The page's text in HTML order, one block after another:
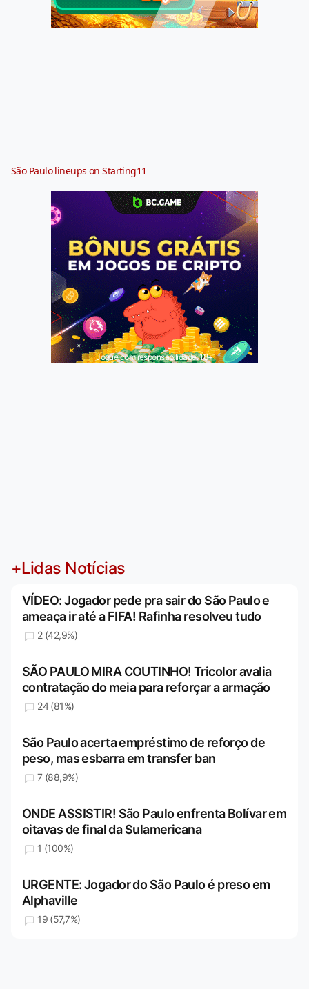
São Paulo lineups on Starting11
Jogue com responsabilidade. 18+
+Lidas Notícias
VÍDEO: Jogador pede pra sair do São Paulo e
ameaça ir até a FIFA! Rafinha resolveu tudo
2 (42,9%)
SÃO PAULO MIRA COUTINHO! Tricolor avalia
contratação do meia para reforçar a armação
24 (81%)
São Paulo acerta empréstimo de reforço de
peso, mas esbarra em transfer ban
7 (88,9%)
ONDE ASSISTIR! São Paulo enfrenta Bolívar em
oitavas de final da Sulamericana
1 (100%)
URGENTE: Jogador do São Paulo é preso em
Alphaville
19 (57,7%)